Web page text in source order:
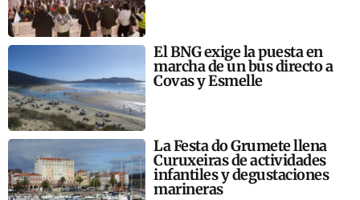
El BNG exige la puesta en
marcha de un bus directo a
Covas y Esmelle
La Festa do Grumete llena
Curuxeiras de actividades
infantiles y degustaciones
marineras